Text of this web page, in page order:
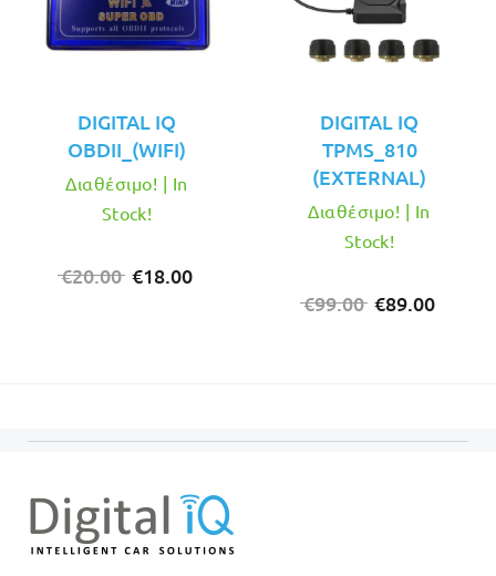
DIGITAL IQ
OBDII_(WIFI)
€20.00 Original
€18.00
Διαθέσιμο! | In
Stock!
DIGITAL IQ
TPMS_810
(EXTERNAL)
€99.00 Original
€89.00
Διαθέσιμο! | In
Stock!